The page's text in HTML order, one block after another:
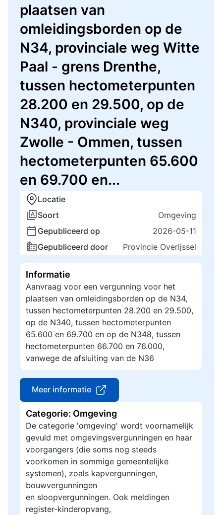
plaatsen van
omleidingsborden op de
N34, provinciale weg Witte
Paal - grens Drenthe,
tussen hectometerpunten
28.200 en 29.500, op de
N340, provinciale weg
Zwolle - Ommen, tussen
hectometerpunten 65.600
en 69.700 en...
Locatie
Soort
Omgeving
Gepubliceerd op
2026-05-11
Gepubliceerd door
Provincie Overijssel
Informatie
Aanvraag voor een vergunning voor het
plaatsen van omleidingsborden op de N34,
tussen hectometerpunten 28.200 en 29.500,
op de N340, tussen hectometerpunten
65.600 en 69.700 en op de N348, tussen
hectometerpunten 66.700 en 76.000,
vanwege de afsluiting van de N36
Meer informatie
Categorie: Omgeving
De categorie 'omgeving' wordt voornamelijk
gevuld met omgevingsvergunningen en haar
voorgangers (die soms nog steeds
voorkomen in sommige gemeentelijke
systemen), zoals kapvergunningen,
bouwvergunningen
en sloopvergunningen. Ook meldingen
register-kinderopvang,